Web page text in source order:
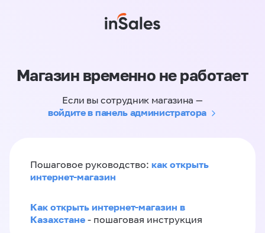
Магазин временно не работает
Если вы сотрудник магазина —
войдите в панель администратора
Пошаговое руководство: как открыть
интернет-магазин
Как открыть интернет-магазин в
Казахстане - пошаговая инструкция